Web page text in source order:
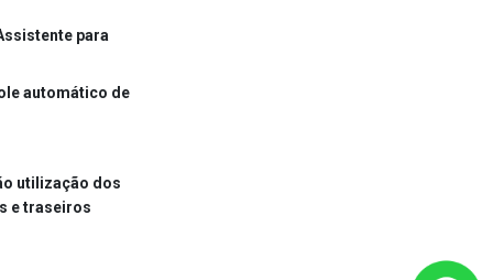
para
automático de
utilização dos
e traseiros